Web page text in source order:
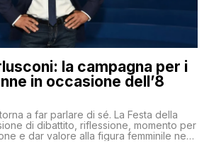
la campagna per i
in occasione dell’8
a far parlare di sé. La Festa della
di dibattito, riflessione, momento per
e dar valore alla figura femminile nella
A lanciare un messaggio “forte e